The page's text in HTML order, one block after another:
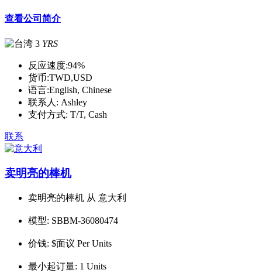
查看公司简介
3 YRS
反应速度:94%
货币:TWD,USD
语言:English, Chinese
联系人: Ashley
支付方式: T/T, Cash
联系
卖明亮的棒机
卖明亮的棒机 从 意大利
模型: SBBM-36080474
价钱: $面议 Per Units
最小起订量: 1 Units